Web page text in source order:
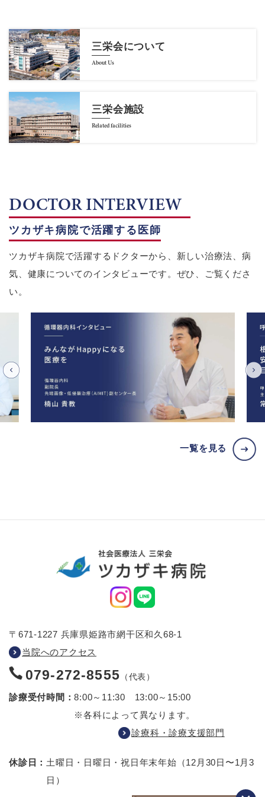
三栄会について
About Us
三栄会施設
Related facilities
DOCTOR INTERVIEW
ツカザキ病院で活躍する医師
ツカザキ病院で活躍するドクターから、新しい治療法、病
気、健康についてのインタビューです。ぜひ、ご覧くださ
い。
一覧を見る
〒671-1227 兵庫県姫路市網干区和久68-1
当院へのアクセス
079-272-8555 （代表）
診療受付時間：8:00～11:30 13:00～15:00
※各科によって異なります。
診療科・診療支援部門
休診日： 土曜日・日曜日・祝日年末年始（12月30日〜1月3
日）